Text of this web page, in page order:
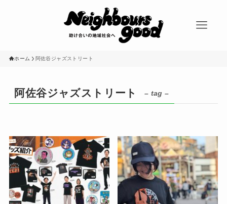
ホーム 阿佐谷ジャズストリート
阿佐谷ジャズストリート – tag –